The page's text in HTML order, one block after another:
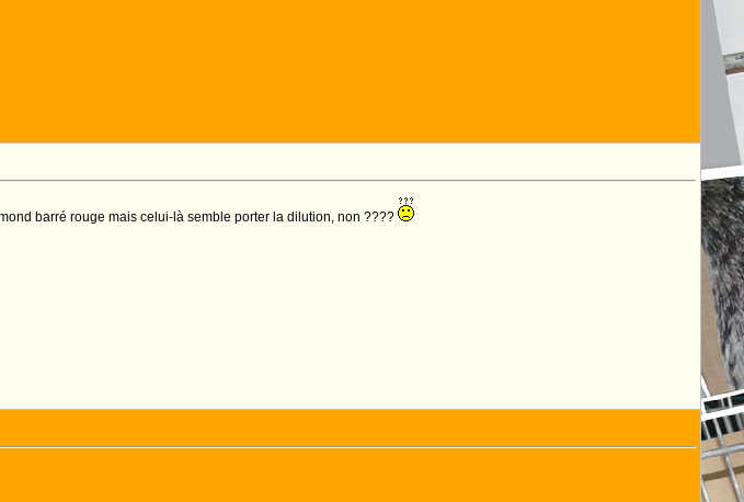
barré rouge mais celui-là semble porter la dilution, non ????